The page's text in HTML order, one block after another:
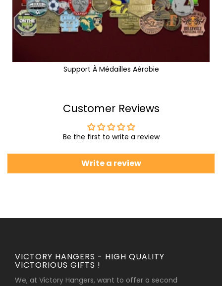
Support À Médailles Aérobie
Customer Reviews
Be the first to write a review
Write a review
VICTORY HANGERS - HIGH QUALITY
VICTORIOUS GIFTS !
We, at Victory Hangers, want to offer a second